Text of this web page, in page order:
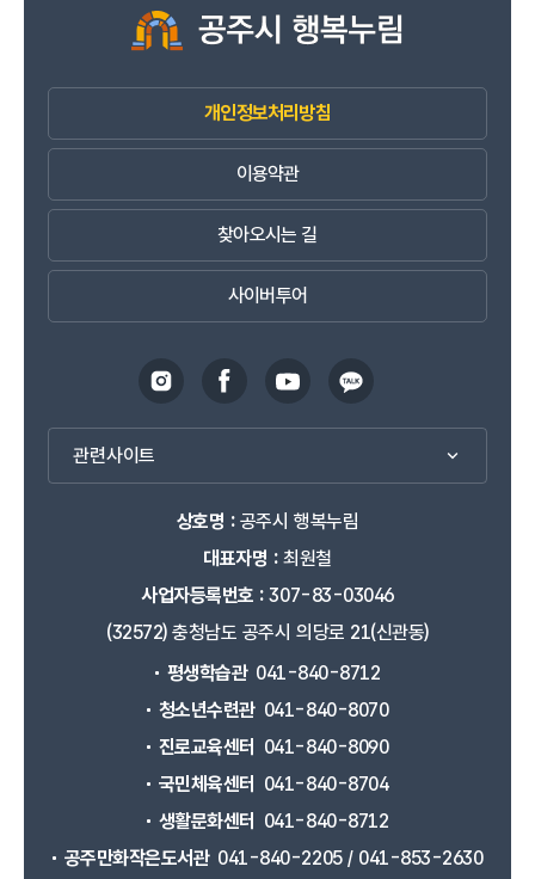
개인정보처리방침
이용약관
찾아오시는 길
사이버투어
관련사이트
상호명 :공주시 행복누림
대표자명 :최원철
사업자등록번호 :307-83-03046
(32572) 충청남도 공주시 의당로 21(신관동)
평생학습관 041-840-8712
청소년수련관 041-840-8070
진로교육센터
041-840-8090
국민체육센터
041-840-8704
생활문화센터
041-840-8712
공주만화작은도서관 041-840-2205 / 041-853-2630